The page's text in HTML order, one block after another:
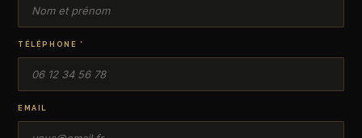
TÉLÉPHONE *
EMAIL